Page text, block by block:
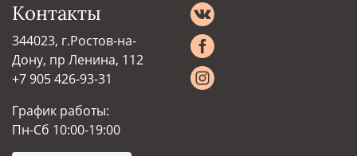
Контакты
344023, г.Ростов-на-
Дону, пр Ленина, 112
+7 905 426-93-31
График работы:
Пн-Сб 10:00-19:00